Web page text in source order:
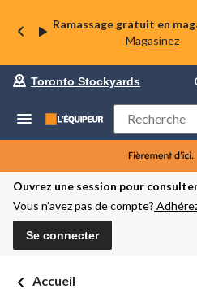
Ramassage gratuit en
Magasinez
Toronto Stockyards
Rechercher
Ouvrez une session pour
Vous n’avez pas de compte?
Se connecter
Accueil